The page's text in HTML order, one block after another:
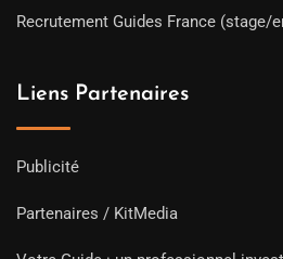
Recrutement Guides France (stage/
Liens Partenaires
Publicité
Partenaires / KitMedia